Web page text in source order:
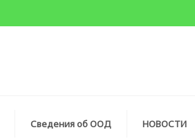
Сведения об ООД НОВОСТИ